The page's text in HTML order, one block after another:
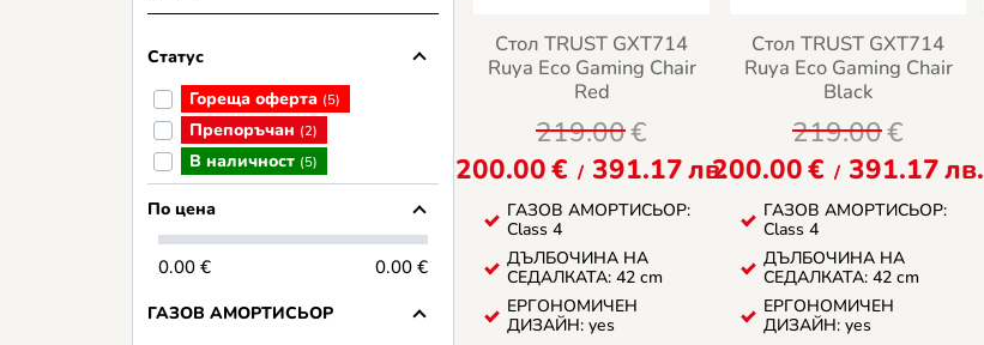
Стол TRUST GXT714
Ruya Eco Gaming Chair
Red
219.00€
200.00€ / 391.17лв.
ГАЗОВ АМОРТИСЬОР:
Class 4
ДЪЛБОЧИНА НА
СЕДАЛКАТА: 42 cm
ЕРГОНОМИЧЕН
ДИЗАЙН: yes
Стол TRUST GXT714
Ruya Eco Gaming Chair
Black
219.00€
200.00€ / 391.17лв.
ГАЗОВ АМОРТИСЬОР:
Class 4
ДЪЛБОЧИНА НА
СЕДАЛКАТА: 42 cm
ЕРГОНОМИЧЕН
ДИЗАЙН: yes
Статус
Гореща оферта (5)
Препоръчан (2)
В наличност (5)
По цена
0.00 € 0.00 €
ГАЗОВ АМОРТИСЬОР